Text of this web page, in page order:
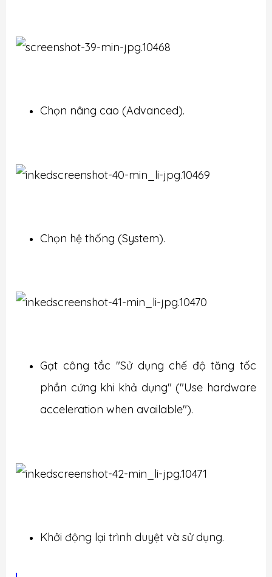
Chọn nâng cao (Advanced).
Chọn hệ thống (System).
Gạt công tắc "Sử dụng chế độ tăng tốc
phần cứng khi khả dụng" ("Use hardware
acceleration when available").
Khởi động lại trình duyệt và sử dụng.